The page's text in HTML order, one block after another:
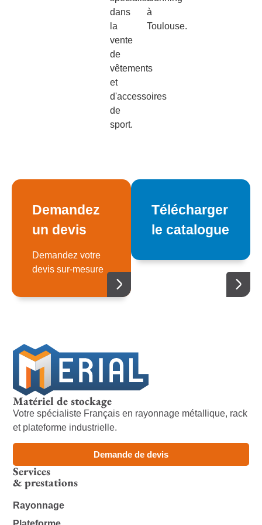
dans
la
vente
de
vêtements
et
d'accessoires
de
sport.
à
Toulouse.
Demandez
un devis
Demandez votre
devis sur-mesure
Télécharger
le catalogue
Matériel de stockage
Votre spécialiste Français en rayonnage métallique, rack
et plateforme industrielle.
Demande de devis
Services
& prestations
Rayonnage